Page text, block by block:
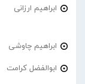
ابراهیم ارزانی
ابراهیم چاوشی
ابوالفضل کرامت